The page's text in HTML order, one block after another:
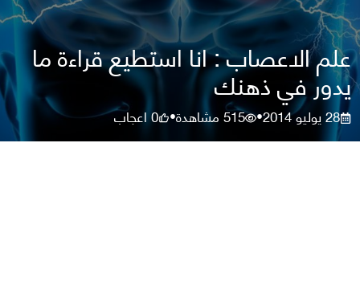
علم الاعصاب : انا استطيع قراءة ما
يدور في ذهنك
28 يوليو 2014 •
515مشاهدة•
0اعجاب